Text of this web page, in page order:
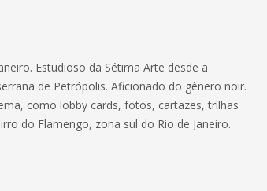
Estudioso da Sétima Arte desde a
de Petrópolis. Aficionado do gênero noir.
como lobby cards, fotos, cartazes, trilhas
do Flamengo, zona sul do Rio de Janeiro.